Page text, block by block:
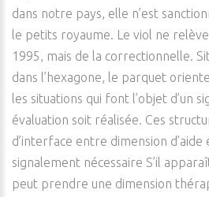
dans notre pays, elle n’est
le petits royaume. Le viol ne
1995, mais de la correctionnelle.
dans l’hexagone, le parquet
les situations qui font l’objet d’un
évaluation soit réalisée. Ces
d’interface entre dimension
signalement nécessaire S’il
peut prendre une dimension